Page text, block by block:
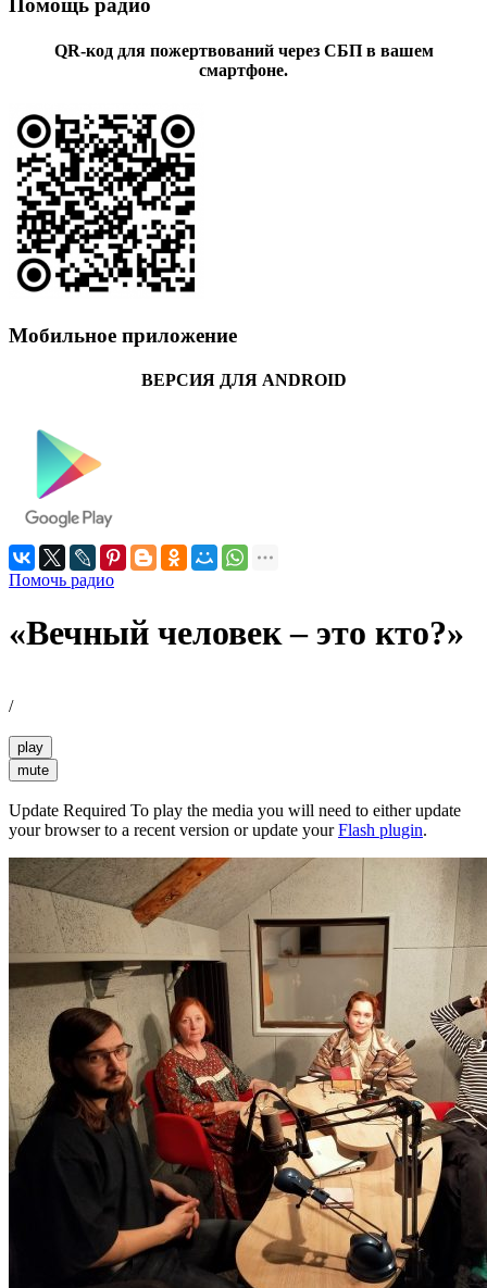
Помощь радио
QR-код для пожертвований через СБП в вашем
смартфоне.
Мобильное приложение
ВЕРСИЯ ДЛЯ ANDROID
Помочь радио
«Вечный человек – это кто?»
/
play
mute
Update Required To play the media you will need to either update
your browser to a recent version or update yourFlash plugin.